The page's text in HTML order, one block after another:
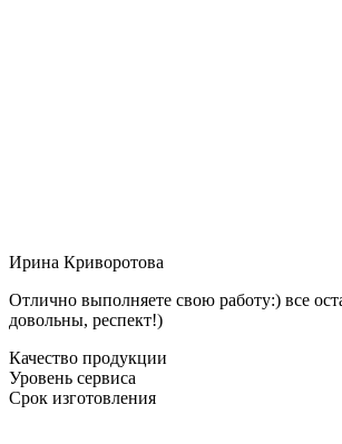
Ирина Криворотова
Отлично выполняете свою работу:) все
довольны, респект!)
Качество продукции
Уровень сервиса
Срок изготовления